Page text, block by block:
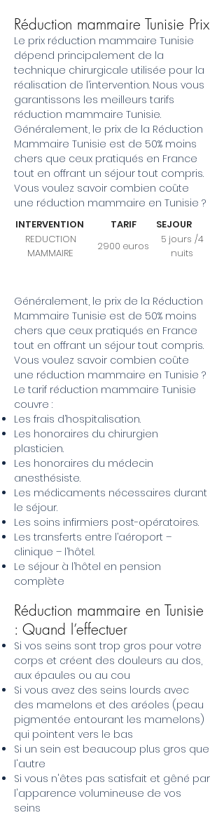
Réduction mammaire Tunisie Prix
Le prix réduction mammaire Tunisie
dépend principalement de la
technique chirurgicale utilisée pour la
réalisation de l’intervention. Nous vous
garantissons les meilleurs tarifs
réduction mammaire Tunisie.
Généralement, le prix de la Réduction
Mammaire Tunisie est de 50% moins
chers que ceux pratiqués en France
tout en offrant un séjour tout compris.
Vous voulez savoir combien coûte
une réduction mammaire en Tunisie ?
lNTERVENTION TARIF
SEJOUR
REDUCTION
MAMMAIRE
2900 euros
5 jours /4
nuits
Généralement, le prix de la Réduction
Mammaire Tunisie est de 50% moins
chers que ceux pratiqués en France
tout en offrant un séjour tout compris.
Vous voulez savoir combien coûte
une réduction mammaire en Tunisie ?
Le tarif réduction mammaire Tunisie
couvre :
Les frais d’hospitalisation.
Les honoraires du chirurgien
plasticien.
Les honoraires du médecin
anesthésiste.
Les médicaments nécessaires durant
le séjour.
Les soins infirmiers post-opératoires.
Les transferts entre l’aéroport –
clinique – l’hôtel.
Le séjour à l’hôtel en pension
complète
Réduction mammaire en Tunisie
: Quand l’effectuer
Si vos seins sont trop gros pour votre
corps et créent des douleurs au dos,
aux épaules ou au cou
Si vous avez des seins lourds avec
des mamelons et des aréoles (peau
pigmentée entourant les mamelons)
qui pointent vers le bas
Si un sein est beaucoup plus gros que
l'autre
Si vous n'êtes pas satisfait et gêné par
l'apparence volumineuse de vos
seins